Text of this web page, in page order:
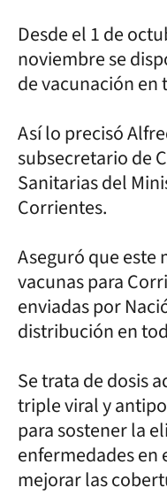
Desde el 1 de
noviembre se
de vacunación
Así lo precisó
subsecretario de
Sanitarias del
Corrientes.
Aseguró que este
vacunas para
enviadas por
distribución en
Se trata de dosis
triple viral y
para sostener la
enfermedades en
mejorar las